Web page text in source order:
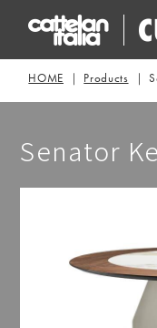
HOME Products
Senator